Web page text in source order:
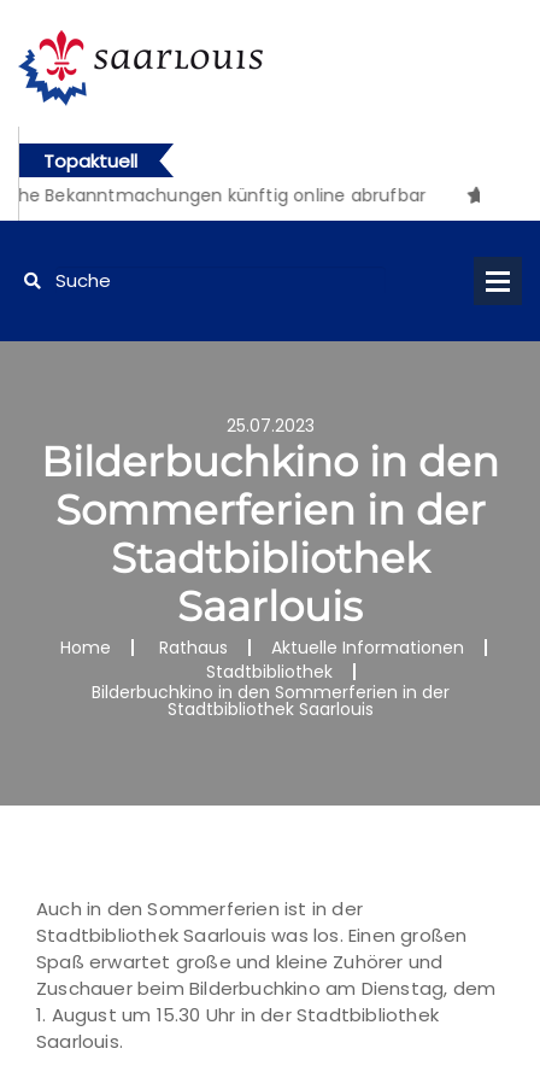
Topaktuell
Bekanntmachungen künftig online abrufbar
25.07.2023
Bilderbuchkino in den
Sommerferien in der
Stadtbibliothek
Saarlouis
Home Rathaus
Aktuelle Informationen
Stadtbibliothek
Bilderbuchkino in den Sommerferien in der
Stadtbibliothek Saarlouis
Auch in den Sommerferien ist in der
Stadtbibliothek Saarlouis was los. Einen großen
Spaß erwartet große und kleine Zuhörer und
Zuschauer beim Bilderbuchkino am Dienstag, dem
1. August um 15.30 Uhr in der Stadtbibliothek
Saarlouis.